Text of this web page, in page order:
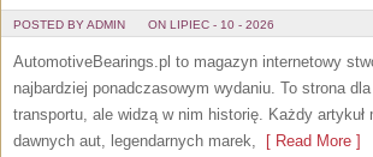
POSTED BY ADMIN ON LIPIEC - 10 - 2026
AutomotiveBearings.pl to magazyn internetowy
najbardziej ponadczasowym wydaniu. To strona
transportu, ale widzą w nim historię. Każdy
dawnych aut, legendarnych marek, [ Read More ]